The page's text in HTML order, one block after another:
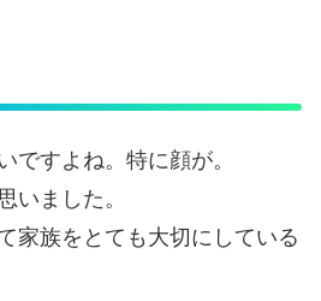
ですよね。特に顔が。
いました。
家族をとても大切にしている